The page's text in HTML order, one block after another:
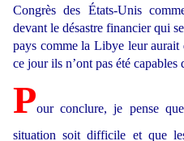
Congrès des États-Unis
devant le désastre financier qui
pays comme la Libye leur
ce jour ils n’ont pas été capables
Pour conclure, je pense
situation soit difficile et que